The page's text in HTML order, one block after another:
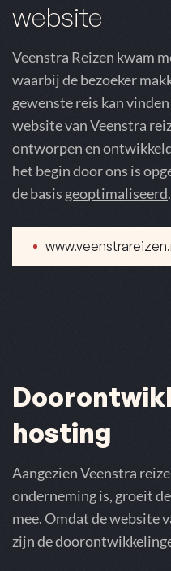
website
Veenstra Reizen kwam
waarbij de bezoeker
gewenste reis kan
website van Veenstra
ontworpen en
het begin door ons is
de basis geoptimaliseerd.
hosting
Aangezien Veenstra
onderneming is, groeit
mee. Omdat de website
zijn de